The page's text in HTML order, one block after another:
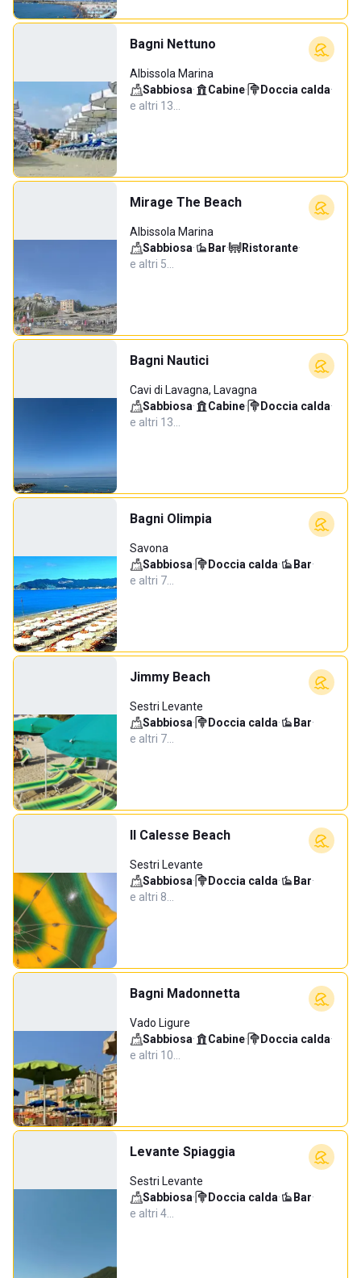
Bagni Nettuno
Albissola Marina
Sabbiosa· Cabine· Doccia calda·
e altri 13…
Mirage The Beach
Albissola Marina
Sabbiosa· Bar· Ristorante·
e altri 5…
Bagni Nautici
Cavi di Lavagna, Lavagna
Sabbiosa· Cabine· Doccia calda·
e altri 13…
Bagni Olimpia
Savona
Sabbiosa· Doccia calda· Bar·
e altri 7…
Jimmy Beach
Sestri Levante
Sabbiosa· Doccia calda· Bar·
e altri 7…
Il Calesse Beach
Sestri Levante
Sabbiosa· Doccia calda· Bar·
e altri 8…
Bagni Madonnetta
Vado Ligure
Sabbiosa· Cabine· Doccia calda·
e altri 10…
Levante Spiaggia
Sestri Levante
Sabbiosa· Doccia calda· Bar·
e altri 4…